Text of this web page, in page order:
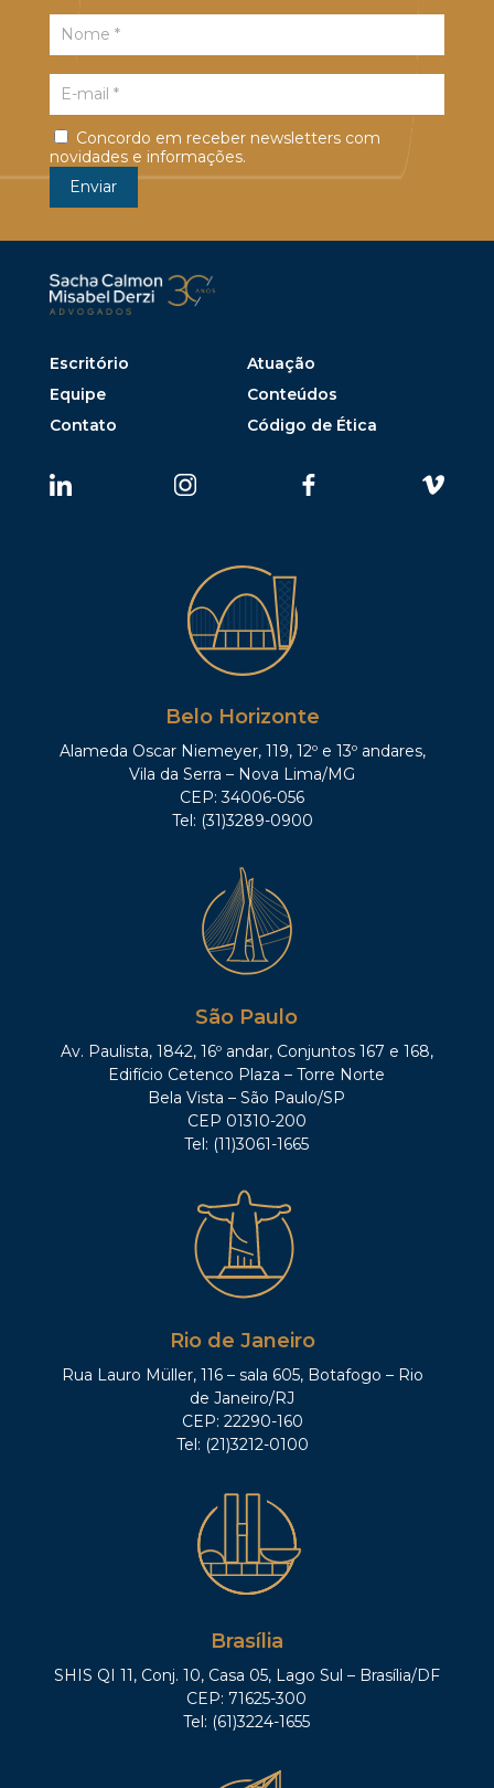
Concordo em receber newsletters com
novidades e informações.
Escritório
Atuação
Equipe
Conteúdos
Contato
Código de Ética
Belo Horizonte
Alameda Oscar Niemeyer, 119, 12º e 13º andares,
Vila da Serra – Nova Lima/MG
CEP: 34006-056
Tel: (31)3289-0900
São Paulo
Av. Paulista, 1842, 16º andar, Conjuntos 167 e 168,
Edifício Cetenco Plaza – Torre Norte
Bela Vista – São Paulo/SP
CEP 01310-200
Tel: (11)3061-1665
Rio de Janeiro
Rua Lauro Müller, 116 – sala 605, Botafogo – Rio
de Janeiro/RJ
CEP: 22290-160
Tel: (21)3212-0100
Brasília
SHIS QI 11, Conj. 10, Casa 05, Lago Sul – Brasília/DF
CEP: 71625-300
Tel: (61)3224-1655